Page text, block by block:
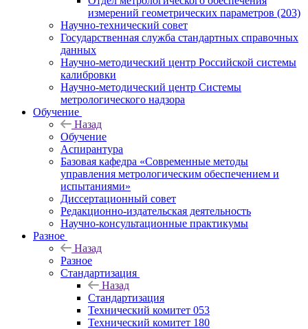
измерений геометрических параметров (203)
Научно-технический совет
Государственная служба стандартных справочных
данных
Научно-методический центр Российской системы
калибровки
Научно-методический центр Системы
метрологического надзора
Обучение
Назад
Обучение
Аспирантура
Базовая кафедра «Современные методы
управления метрологическим обеспечением и
испытаниями»
Диссертационный совет
Редакционно-издательская деятельность
Научно-консультационные практикумы
Разное
Назад
Разное
Стандартизация
Назад
Стандартизация
Технический комитет 053
Технический комитет 180